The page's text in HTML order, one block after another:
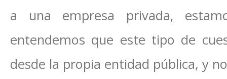
a una empresa privada,
entendemos que este tipo de
desde la propia entidad pública, y